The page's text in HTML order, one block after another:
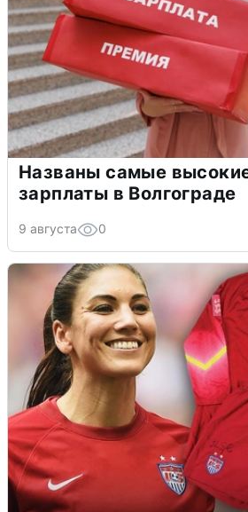
Названы самые
зарплаты в Волгограде
9 августа 0